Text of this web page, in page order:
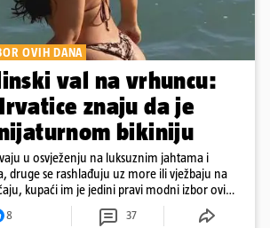
OVIH DANA
val na vrhuncu:
znaju da je
bikiniju
u osvježenju na luksuznim jahtama i
druge se rashlađuju uz more ili vježbaju na
kupaći im je jedini pravi modni izbor ovih
8 37